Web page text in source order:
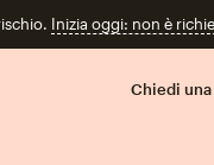
Inizia oggi: non è
Chiedi